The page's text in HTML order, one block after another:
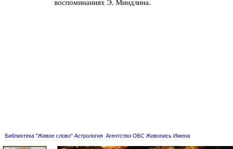
воспоминаниях Э. Миндлина.
Библиотека "Живое слово" Астрология Агентство ОБС Живопись Имена